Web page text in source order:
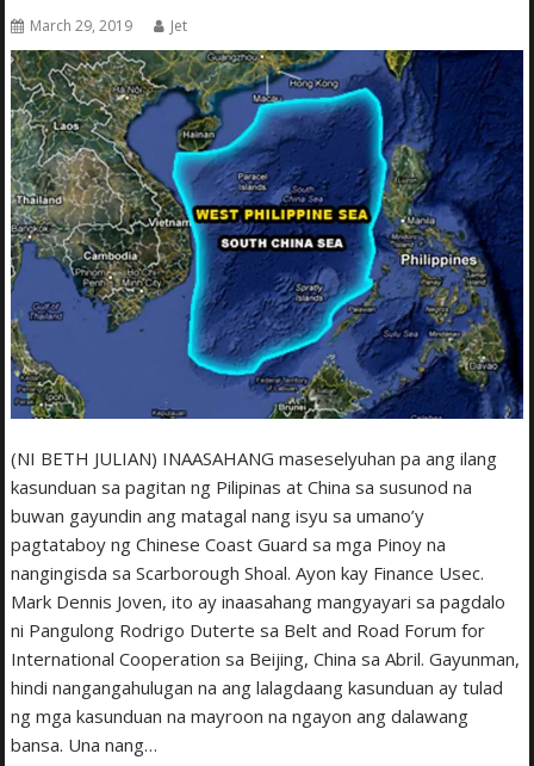
March 29, 2019 Jet
(NI BETH JULIAN) INAASAHANG maseselyuhan pa ang ilang
kasunduan sa pagitan ng Pilipinas at China sa susunod na
buwan gayundin ang matagal nang isyu sa umano’y
pagtataboy ng Chinese Coast Guard sa mga Pinoy na
nangingisda sa Scarborough Shoal. Ayon kay Finance Usec.
Mark Dennis Joven, ito ay inaasahang mangyayari sa pagdalo
ni Pangulong Rodrigo Duterte sa Belt and Road Forum for
International Cooperation sa Beijing, China sa Abril. Gayunman,
hindi nangangahulugan na ang lalagdaang kasunduan ay tulad
ng mga kasunduan na mayroon na ngayon ang dalawang
bansa. Una nang…